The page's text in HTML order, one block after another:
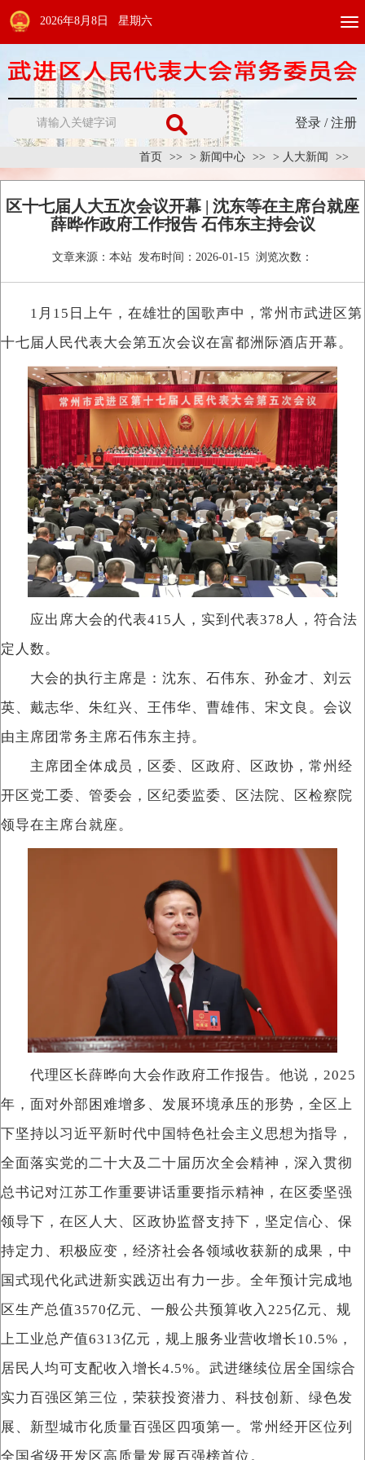
2026年8月8日 星期六
登录 /注册
首页 > 新闻中心 > 人大新闻
区十七届人大五次会议开幕 | 沈东等在主席台就座
薛晔作政府工作报告 石伟东主持会议
文章来源： 本站 发布时间： 2026-01-15 浏览次数：
1月15日上午，在雄壮的国歌声中，常州市武进区第
十七届人民代表大会第五次会议在富都洲际酒店开幕。
应出席大会的代表415人，实到代表378人，符合法
定人数。
大会的执行主席是：沈东、石伟东、孙金才、刘云
英、戴志华、朱红兴、王伟华、曹雄伟、宋文良。会议
由主席团常务主席石伟东主持。
主席团全体成员，区委、区政府、区政协，常州经
开区党工委、管委会，区纪委监委、区法院、区检察院
领导在主席台就座。
代理区长薛晔向大会作政府工作报告。他说，2025
年，面对外部困难增多、发展环境承压的形势，全区上
下坚持以习近平新时代中国特色社会主义思想为指导，
全面落实党的二十大及二十届历次全会精神，深入贯彻
总书记对江苏工作重要讲话重要指示精神，在区委坚强
领导下，在区人大、区政协监督支持下，坚定信心、保
持定力、积极应变，经济社会各领域收获新的成果，中
国式现代化武进新实践迈出有力一步。全年预计完成地
区生产总值3570亿元、一般公共预算收入225亿元、规
上工业总产值6313亿元，规上服务业营收增长10.5%，
居民人均可支配收入增长4.5%。武进继续位居全国综合
实力百强区第三位，荣获投资潜力、科技创新、绿色发
展、新型城市化质量百强区四项第一。常州经开区位列
全国省级开发区高质量发展百强榜首位。